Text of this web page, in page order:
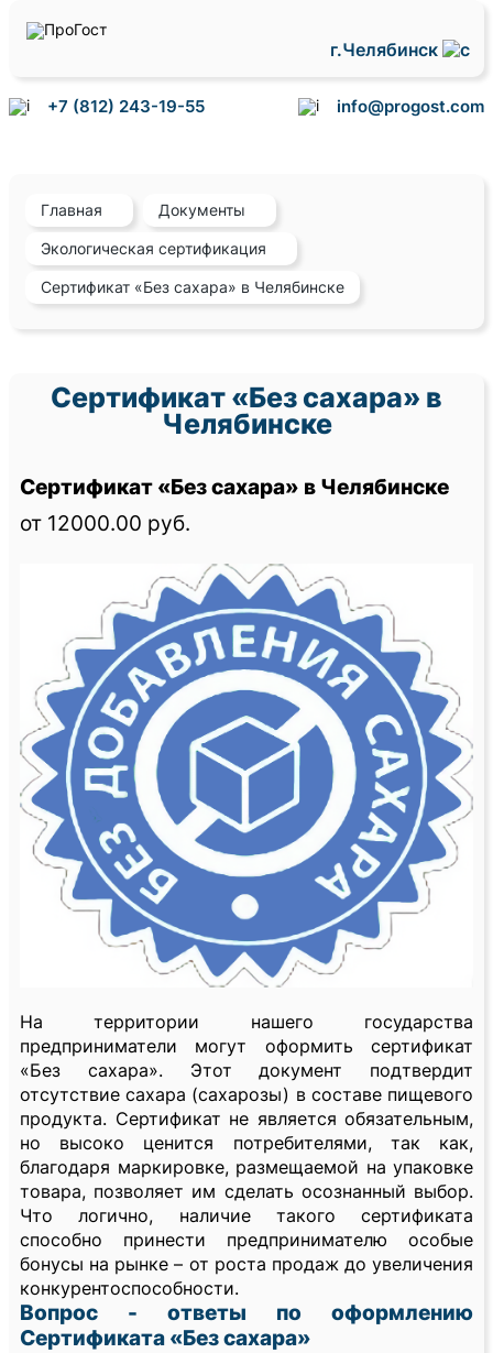
г.Челябинск
+7 (812) 243-19-55 info@progost.com
Главная Документы
Экологическая сертификация
Сертификат «Без сахара» в Челябинске
Сертификат «Без сахара» в
Челябинске
Сертификат «Без сахара» в Челябинске
от 12000.00 руб.
На территории нашего государства
предприниматели могут оформить сертификат
«Без сахара». Этот документ подтвердит
отсутствие сахара (сахарозы) в составе пищевого
продукта. Сертификат не является обязательным,
но высоко ценится потребителями, так как,
благодаря маркировке, размещаемой на упаковке
товара, позволяет им сделать осознанный выбор.
Что логично, наличие такого сертификата
способно принести предпринимателю особые
бонусы на рынке – от роста продаж до увеличения
конкурентоспособности.
Вопрос - ответы по оформлению
Сертификата «Без сахара»